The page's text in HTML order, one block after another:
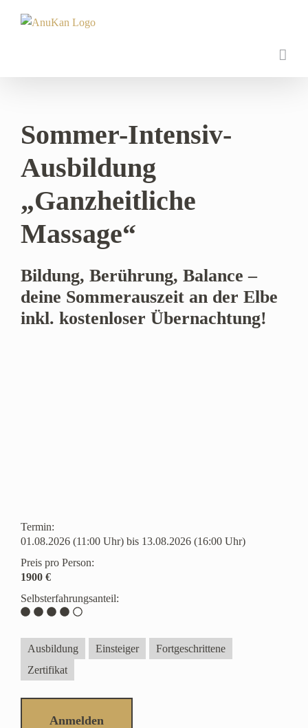
Inhalt
Sommer-Intensiv-
Ausbildung
„Ganzheitliche
Massage“
Bildung, Berührung, Balance –
deine Sommerauszeit an der Elbe
inkl. kostenloser Übernachtung!
Termin:
01.08.2026 (11:00 Uhr) bis 13.08.2026 (16:00 Uhr)
Preis pro Person:
1900 €
Selbsterfahrungsanteil:
Ausbildung Einsteiger
Fortgeschrittene
Zertifikat
Anmelden